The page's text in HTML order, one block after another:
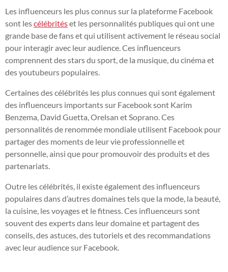
Les influenceurs les plus connus sur la plateforme Facebook
sont lescélébritéset les personnalités publiques qui ont une
grande base de fans et qui utilisent activement le réseau social
pour interagir avec leur audience. Ces influenceurs
comprennent des stars du sport, de la musique, du cinéma et
des youtubeurs populaires.
Certaines des célébrités les plus connues qui sont également
des influenceurs importants sur Facebook sont Karim
Benzema, David Guetta, Orelsan et Soprano. Ces
personnalités de renommée mondiale utilisent Facebook pour
partager des moments de leur vie professionnelle et
personnelle, ainsi que pour promouvoir des produits et des
partenariats.
Outre les célébrités, il existe également des influenceurs
populaires dans d’autres domaines tels que la mode, la beauté,
la cuisine, les voyages et le fitness. Ces influenceurs sont
souvent des experts dans leur domaine et partagent des
conseils, des astuces, des tutoriels et des recommandations
avec leur audience sur Facebook.